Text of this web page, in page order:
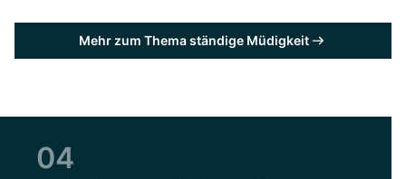
Mehr zum Thema ständige Müdigkeit
04